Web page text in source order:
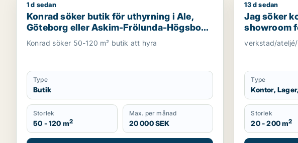
Konrad söker butik för uthyrning i Ale, Göteborg eller Askim-
1 d sedan
Konrad söker butik för uthyrning i Ale,
Göteborg eller Askim-Frölunda-Högsbo
m.fl.
Konrad söker 50-120 m² butik att hyra
Type
Butik
Storlek
50 - 120 m2
Max. per månad
20 000 SEK
Jag söker
13 d sedan
Jag söker
showroom
verkstad/
Type
Kontor,
Storlek
20 - 200 m2